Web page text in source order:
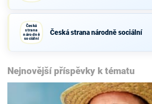
Česká
strana
národně
sociální
Česká strana národně sociální
Nejnovější příspěvky k tématu